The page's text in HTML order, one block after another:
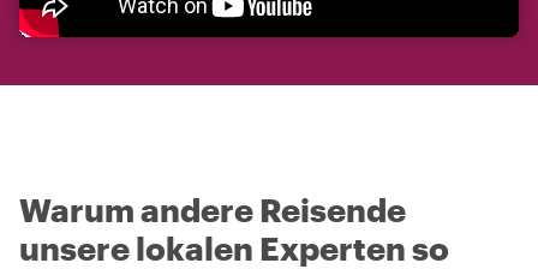
Warum andere Reisende
unsere lokalen Experten so